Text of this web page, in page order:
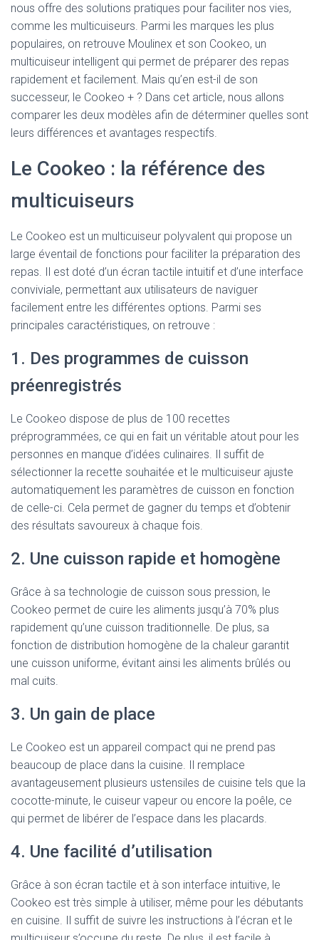
nous offre des solutions pratiques pour faciliter nos vies,
comme les multicuiseurs. Parmi les marques les plus
populaires, on retrouve Moulinex et son Cookeo, un
multicuiseur intelligent qui permet de préparer des repas
rapidement et facilement. Mais qu’en est-il de son
successeur, le Cookeo + ? Dans cet article, nous allons
comparer les deux modèles afin de déterminer quelles sont
leurs différences et avantages respectifs.
Le Cookeo : la référence des
multicuiseurs
Le Cookeo est un multicuiseur polyvalent qui propose un
large éventail de fonctions pour faciliter la préparation des
repas. Il est doté d’un écran tactile intuitif et d’une interface
conviviale, permettant aux utilisateurs de naviguer
facilement entre les différentes options. Parmi ses
principales caractéristiques, on retrouve :
1. Des programmes de cuisson
préenregistrés
Le Cookeo dispose de plus de 100 recettes
préprogrammées, ce qui en fait un véritable atout pour les
personnes en manque d’idées culinaires. Il suffit de
sélectionner la recette souhaitée et le multicuiseur ajuste
automatiquement les paramètres de cuisson en fonction
de celle-ci. Cela permet de gagner du temps et d’obtenir
des résultats savoureux à chaque fois.
2. Une cuisson rapide et homogène
Grâce à sa technologie de cuisson sous pression, le
Cookeo permet de cuire les aliments jusqu’à 70% plus
rapidement qu’une cuisson traditionnelle. De plus, sa
fonction de distribution homogène de la chaleur garantit
une cuisson uniforme, évitant ainsi les aliments brûlés ou
mal cuits.
3. Un gain de place
Le Cookeo est un appareil compact qui ne prend pas
beaucoup de place dans la cuisine. Il remplace
avantageusement plusieurs ustensiles de cuisine tels que la
cocotte-minute, le cuiseur vapeur ou encore la poêle, ce
qui permet de libérer de l’espace dans les placards.
4. Une facilité d’utilisation
Grâce à son écran tactile et à son interface intuitive, le
Cookeo est très simple à utiliser, même pour les débutants
en cuisine. Il suffit de suivre les instructions à l’écran et le